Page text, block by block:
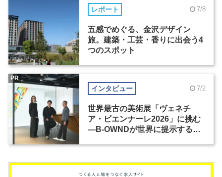
レポート 7/8
五感でめぐる、金沢デザイン
旅。建築・工芸・香りに出会う4
つのスポット
インタビュー 7/2
世界最古の美術展「ヴェネチ
ア・ビエンナーレ2026」に挑む
―B-OWNDが世界に提示する美
PR